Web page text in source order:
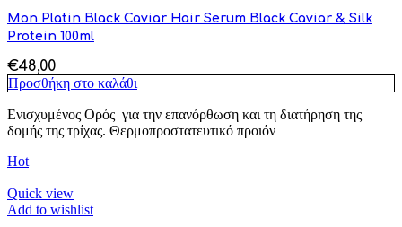
Mon Platin Black Caviar Hair Serum Black Caviar & Silk
Protein 100ml
€48,00
Προσθήκη στο καλάθι
Ενισχυμένος Ορός για την επανόρθωση και τη διατήρηση της
δομής της τρίχας. Θερμοπροστατευτικό προιόν
Hot
Quick view
Add to wishlist